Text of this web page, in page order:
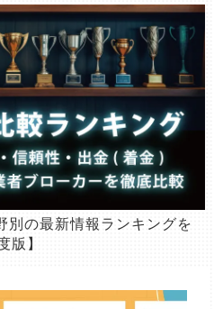
別の最新情報ランキングを
版】